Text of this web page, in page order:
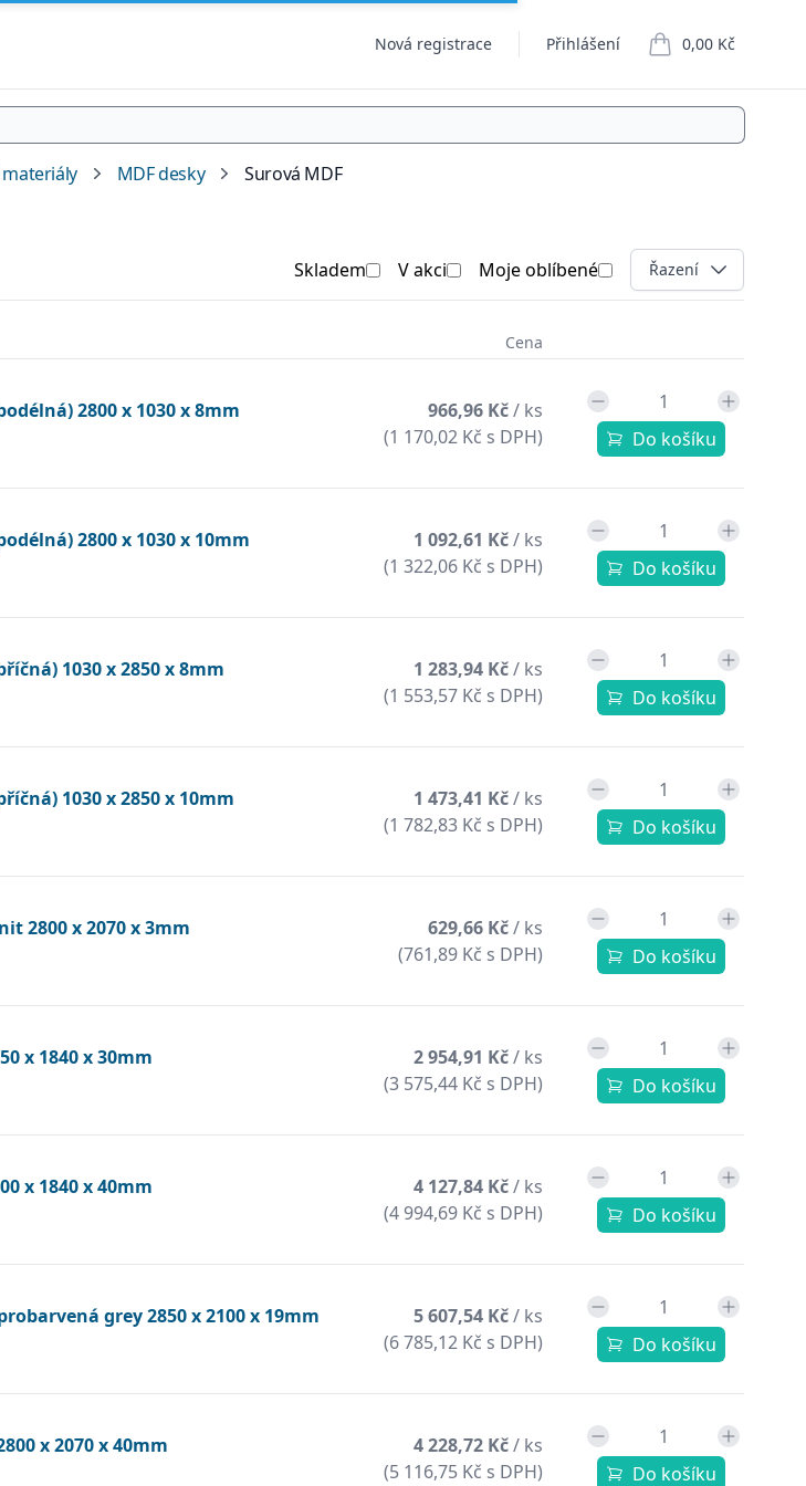
Nová registrace Přihlášení 0,00 Kč
položek v košíku
MDF desky Surová MDF
Skladem V akci Moje oblíbené Open options
Řazení
Cena
2800 x 1030 x 8mm
966,96 Kč/ ks
(1 170,02 Kč s DPH)
Do košíku
2800 x 1030 x 10mm
1 092,61 Kč/ ks
(1 322,06 Kč s DPH)
Do košíku
1030 x 2850 x 8mm
1 283,94 Kč/ ks
(1 553,57 Kč s DPH)
Do košíku
1030 x 2850 x 10mm
1 473,41 Kč/ ks
(1 782,83 Kč s DPH)
Do košíku
2800 x 2070 x 3mm
629,66 Kč/ ks
(761,89 Kč s DPH)
Do košíku
x 1840 x 30mm
2 954,91 Kč/ ks
(3 575,44 Kč s DPH)
Do košíku
x 1840 x 40mm
4 127,84 Kč/ ks
(4 994,69 Kč s DPH)
Do košíku
grey 2850 x 2100 x 19mm
5 607,54 Kč/ ks
(6 785,12 Kč s DPH)
Do košíku
x 2070 x 40mm
4 228,72 Kč/ ks
(5 116,75 Kč s DPH)
Do košíku